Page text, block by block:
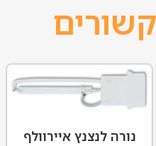
נורה לנצנץ איירוולף